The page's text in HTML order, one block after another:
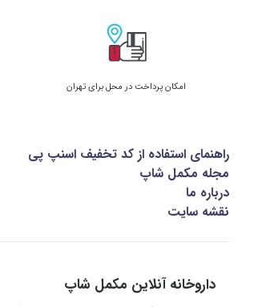
امکان پرداخت در محل برای تهران
راهنمای استفاده از کد تخفیف اسنپ پی
مجله مکمل شاپ
درباره ما
نقشه سایت
داروخانه آنلاین مکمل شاپ